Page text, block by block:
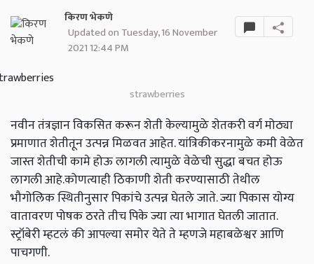
किरण भेकणे
Updated on Tuesday, 16 November
2021 12:44 PM
strawberries
नवीन तंत्रज्ञान विकसित करून शेती केल्यामुळे शेतकरी वर्ग मोठ्या
प्रमाणात शेतीतून उत्पन्न मिळवत आहेत. यांत्रिकीकरनामुळे कमी वेळेत
जास्त शेतीची कामे होऊ लागली त्यामुळे वेळेची सुद्धा बचत होऊ
लागली आहे.कोणत्याही ठिकाणी शेती करण्यासाठी तेथील
भौगोलिक स्थितीनुसार पिकांचे उत्पन्न घेतले जाते. ज्या पिकास योग्य
वातावरण पोषक ठरते तीच पिके ज्या त्या भागात घेतली जातात.
स्ट्रॉबेरी म्हटलं की आपल्या समोर येते ते म्हणजे महाबळेश्वर आणि
पाचगणी.